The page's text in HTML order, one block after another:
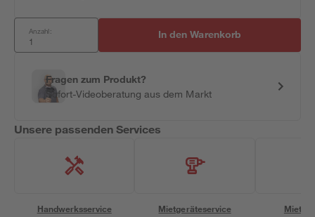
Anzahl: In den Warenkorb
Fragen zum Produkt?
Sofort-Videoberatung aus dem Markt
Unsere passenden Services
Handwerksservice Mietgeräteservice